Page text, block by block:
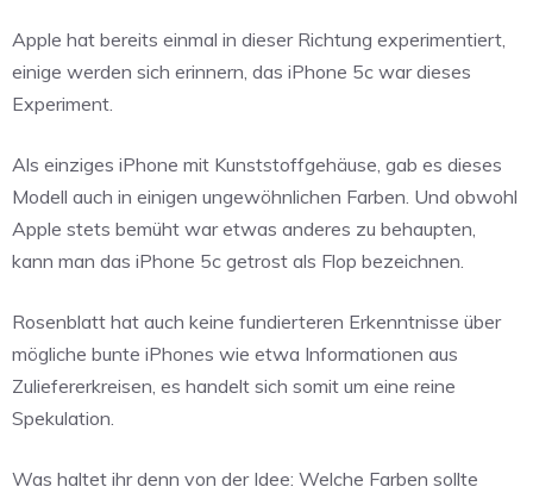
Apple hat bereits einmal in dieser Richtung experimentiert,
einige werden sich erinnern, das iPhone 5c war dieses
Experiment.
Als einziges iPhone mit Kunststoffgehäuse, gab es dieses
Modell auch in einigen ungewöhnlichen Farben. Und obwohl
Apple stets bemüht war etwas anderes zu behaupten,
kann man das iPhone 5c getrost als Flop bezeichnen.
Rosenblatt hat auch keine fundierteren Erkenntnisse über
mögliche bunte iPhones wie etwa Informationen aus
Zuliefererkreisen, es handelt sich somit um eine reine
Spekulation.
Was haltet ihr denn von der Idee: Welche Farben sollte